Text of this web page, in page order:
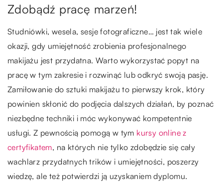
Zdobądź pracę marzeń!
Studniówki, wesela, sesje fotograficzne… jest tak wiele
okazji, gdy umiejętność zrobienia profesjonalnego
makijażu jest przydatna. Warto wykorzystać popyt na
pracę w tym zakresie i rozwinąć lub odkryć swoją pasję.
Zamiłowanie do sztuki makijażu to pierwszy krok, który
powinien skłonić do podjęcia dalszych działań, by poznać
niezbędne techniki i móc wykonywać kompetentnie
usługi. Z pewnością pomogą w tym kursy online z
certyfikatem, na których nie tylko zdobędzie się cały
wachlarz przydatnych trików i umiejętności, poszerzy
wiedzę, ale też potwierdzi ją uzyskaniem dyplomu.